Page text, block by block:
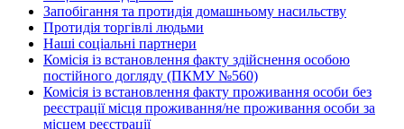
Запобігання та протидія домашньому насильству
Протидія торгівлі людьми
Наші соціальні партнери
Комісія із встановлення факту здійснення особою
постійного догляду (ПКМУ №560)
Комісія із встановлення факту проживання особи без
реєстрації місця проживання/не проживання особи за
місцем реєстрації